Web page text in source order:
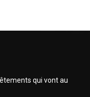
qui vont au